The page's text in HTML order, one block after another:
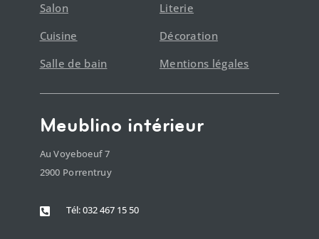
Salon
Cuisine
Salle de bain
Literie
Décoration
Mentions légales
Meublino intérieur
Au Voyeboeuf 7
2900 Porrentruy
 Tél: 032 467 15 50